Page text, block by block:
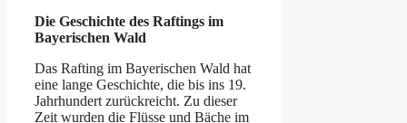
Die Geschichte des Raftings im
Bayerischen Wald
Das Rafting im Bayerischen Wald hat
eine lange Geschichte, die bis ins 19.
Jahrhundert zurückreicht. Zu dieser
Zeit wurden die Flüsse und Bäche im